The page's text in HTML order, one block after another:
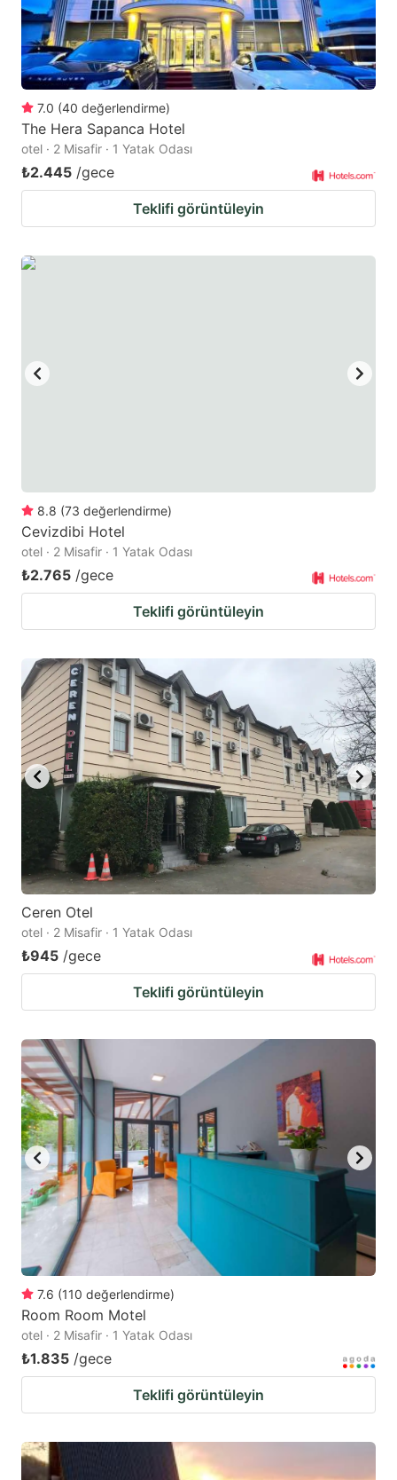
7.0 (40 değerlendirme)
The Hera Sapanca Hotel
otel · 2 Misafir · 1 Yatak Odası
₺2.445 /gece
Teklifi görüntüleyin
8.8 (73 değerlendirme)
Cevizdibi Hotel
otel · 2 Misafir · 1 Yatak Odası
₺2.765 /gece
Teklifi görüntüleyin
Ceren Otel
otel · 2 Misafir · 1 Yatak Odası
₺945 /gece
Teklifi görüntüleyin
7.6 (110 değerlendirme)
Room Room Motel
otel · 2 Misafir · 1 Yatak Odası
₺1.835 /gece
Teklifi görüntüleyin